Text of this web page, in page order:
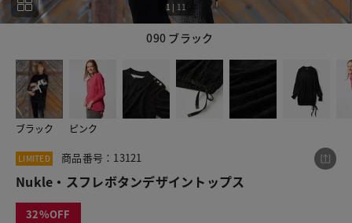
090 ブラック
1 | 11
ブラック ピンク
LIMITED 商品番号：13121
Nukle・スフレボタンデザイントップス
32
この商品をシェアする